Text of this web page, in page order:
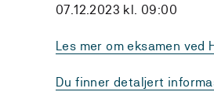
07.12.2023 kl. 09:00
Les mer om eksamen ved
Du finner detaljert